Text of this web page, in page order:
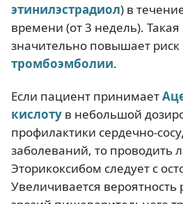
этинилэстрадиол) в
времени (от 3 недель).
значительно повышает риск
тромбоэмболии.
Если пациент принимает
кислоту в небольшой
профилактики сердечно-
заболеваний, то проводить
Эторикоксибом следует с
Увеличивается вероятность